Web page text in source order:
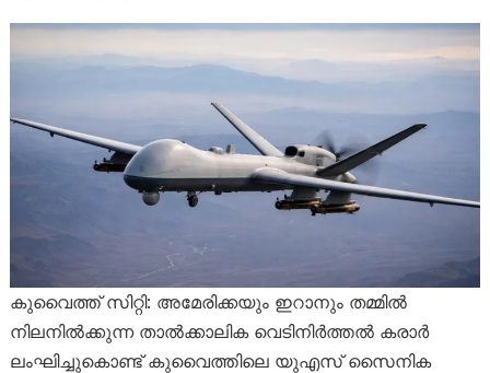
കുവൈത്ത് സിറ്റി: അമേരിക്കയും ഇറാനും തമ്മിൽ
നിലനിൽക്കുന്ന താൽക്കാലിക വെടിനിർത്തൽ കരാർ
ലംഘിച്ചുകൊണ്ട് കുവൈത്തിലെ യുഎസ് സൈനിക